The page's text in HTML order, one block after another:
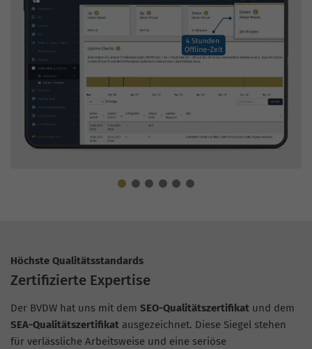
Höchste Qualitätsstandards
Zertifizierte Expertise
Der BVDW hat uns mit dem SEO-Qualitätszertifikat und dem
SEA-Qualitätszertifikat ausgezeichnet. Diese Siegel stehen
für verlässliche Arbeitsweise und eine seriöse